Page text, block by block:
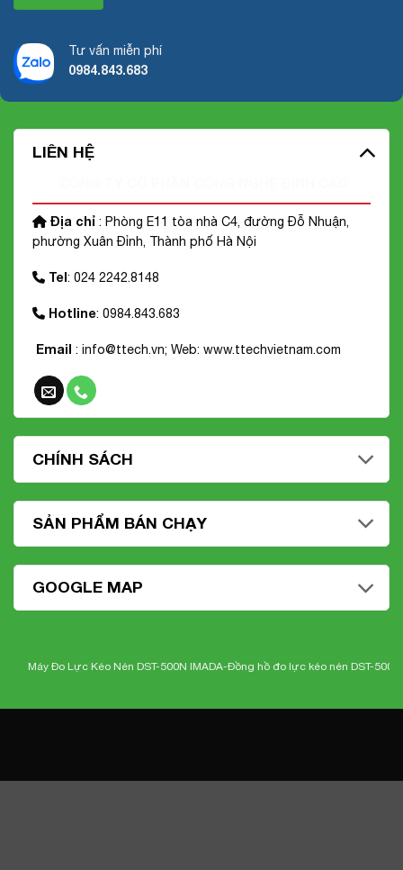
Tư vấn miễn phí
0984.843.683
LIÊN HỆ
Địa chỉ : Phòng E11 tòa nhà C4, đường Đỗ Nhuận,
phường Xuân Đỉnh, Thành phố Hà Nội
Tel: 024 2242.8148
Hotline: 0984.843.683
Email : info@ttech.vn; Web: www.ttechvietnam.com
CHÍNH SÁCH
SẢN PHẨM BÁN CHẠY
GOOGLE MAP
Máy Đo Lực Kéo Nén DST-500N IMADA-Đồng hồ đo lực kéo nén DST-500N